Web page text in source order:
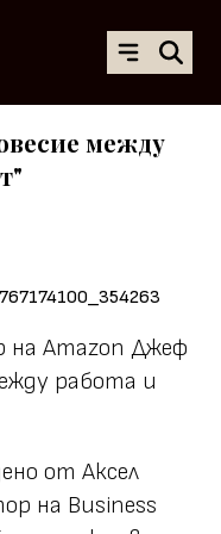
между
Amazon Джеф
работа и
от Аксел
на Business